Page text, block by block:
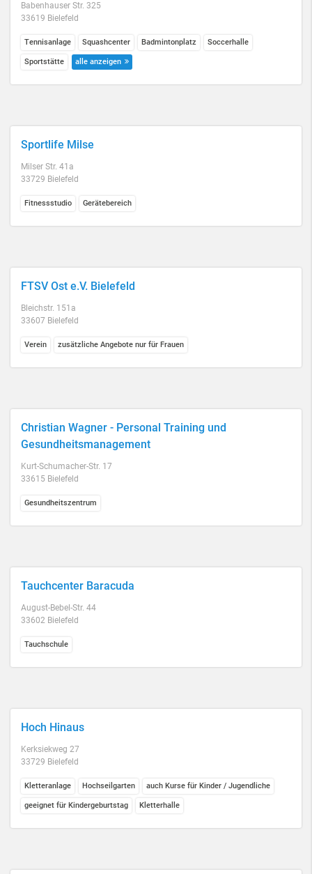
Babenhauser Str. 325
33619 Bielefeld
Tennisanlage Squashcenter Badmintonplatz Soccerhalle
Sportstätte alle anzeigen
Sportlife Milse
Milser Str. 41a
33729 Bielefeld
Fitnessstudio Gerätebereich
FTSV Ost e.V. Bielefeld
Bleichstr. 151a
33607 Bielefeld
Verein zusätzliche Angebote nur für Frauen
Christian Wagner - Personal Training und
Gesundheitsmanagement
Kurt-Schumacher-Str. 17
33615 Bielefeld
Gesundheitszentrum
Tauchcenter Baracuda
August-Bebel-Str. 44
33602 Bielefeld
Tauchschule
Hoch Hinaus
Kerksiekweg 27
33729 Bielefeld
Kletteranlage Hochseilgarten auch Kurse für Kinder / Jugendliche
geeignet für Kindergeburtstag Kletterhalle